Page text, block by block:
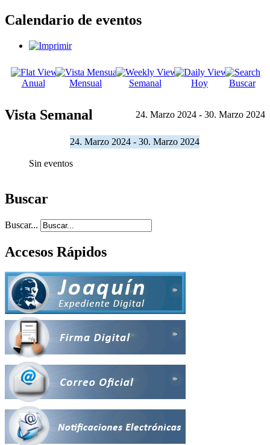
Calendario de eventos
Anual Mensual Semanal Hoy Buscar
Vista Semanal 24. Marzo 2024 - 30. Marzo 2024
24. Marzo 2024 - 30. Marzo 2024
Sin eventos
Buscar
Buscar...
Accesos Rápidos